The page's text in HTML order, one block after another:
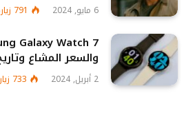
6 مايو, 2024 791
والسعر المشاع
2 أبريل, 2024 733